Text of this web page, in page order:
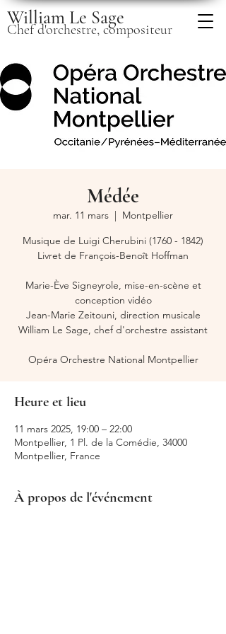
William Le Sage
Chef d'orchestre, compositeur
Médée
mar. 11 mars
  |
Montpellier
Musique de Luigi Cherubini (1760 - 1842)
Livret de François-Benoît Hoffman
Marie-Ève Signeyrole, mise-en-scène et
conception vidéo
Jean-Marie Zeitouni, direction musicale
William Le Sage, chef d'orchestre assistant
Opéra Orchestre National Montpellier
Heure et lieu
11 mars 2025, 19:00 – 22:00
Montpellier, 1 Pl. de la Comédie, 34000
Montpellier, France
À propos de l'événement